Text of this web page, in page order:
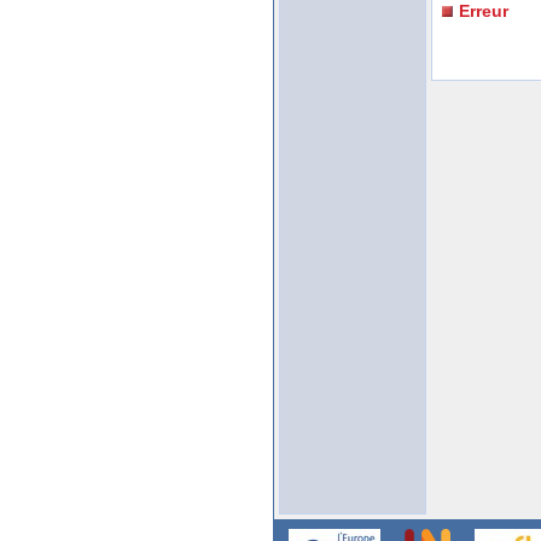
Erreur